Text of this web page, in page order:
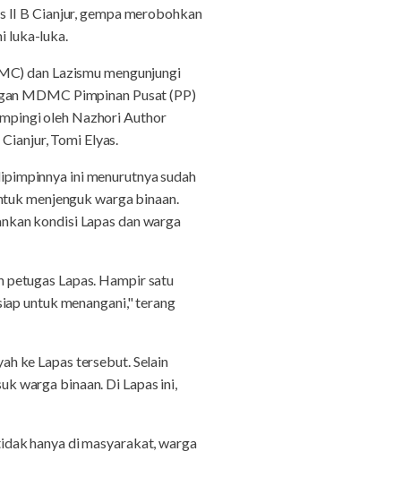
II B Cianjur, gempa merobohkan
luka-luka.
dan Lazismu mengunjungi
MDMC Pimpinan Pusat (PP)
oleh Nazhori Author
Tomi Elyas.
ini menurutnya sudah
menjenguk warga binaan.
kondisi Lapas dan warga
petugas Lapas. Hampir satu
untuk menangani," terang
ke Lapas tersebut. Selain
warga binaan. Di Lapas ini,
hanya di masyarakat, warga